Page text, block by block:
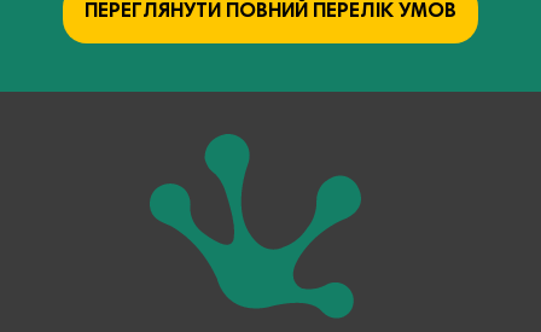
ПЕРЕГЛЯНУТИ ПОВНИЙ ПЕРЕЛІК УМОВ